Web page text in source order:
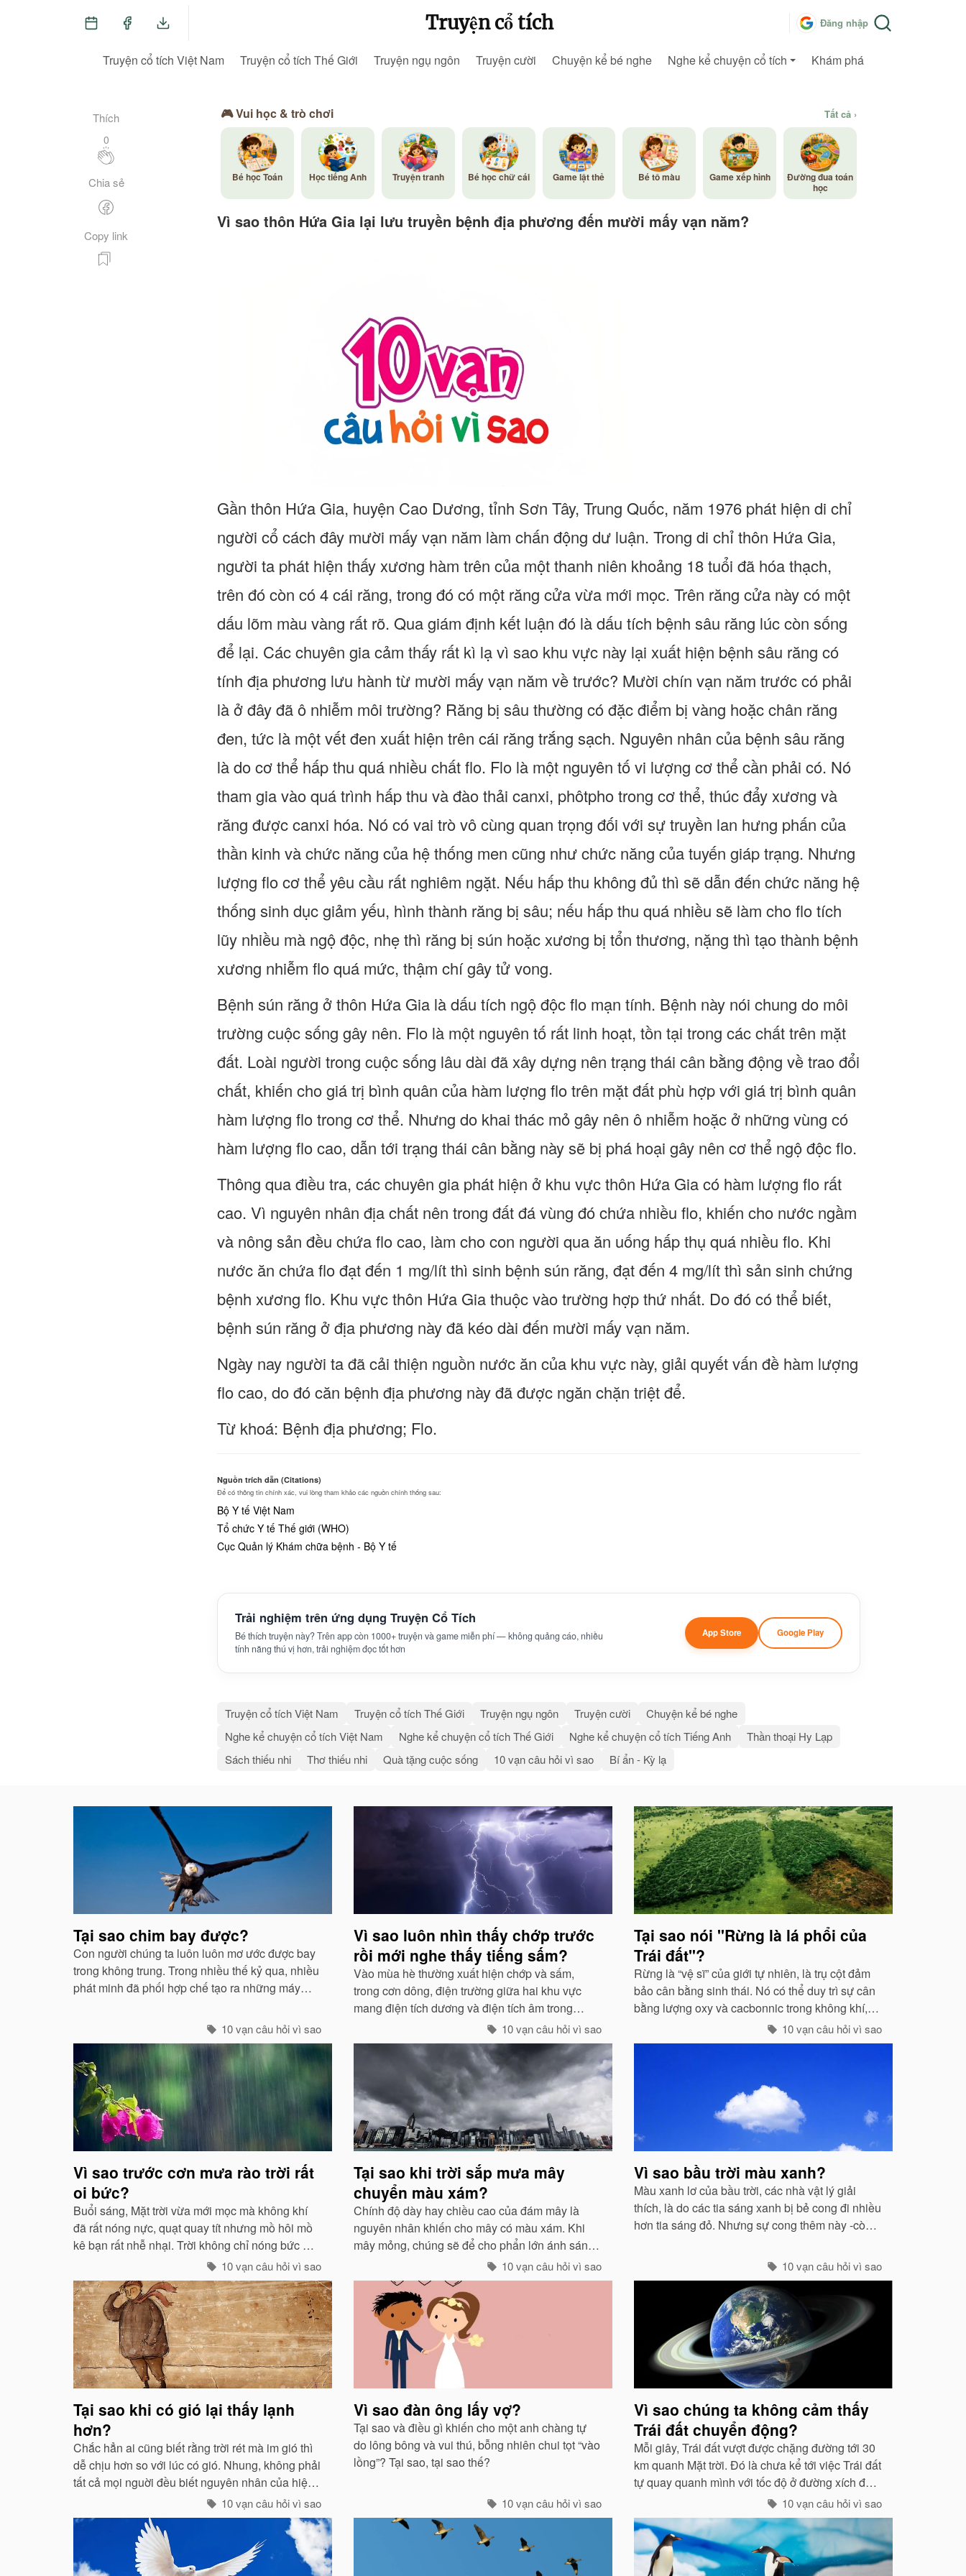
Truyện cổ tích Đăng nhập
Truyện cổ tích Việt Nam Truyện cổ tích Thế Giới Truyện ngụ ngôn Truyện cười Chuyện kể bé nghe Nghe kể chuyện cổ tích Khám phá
Thích
0
Chia sẻ
Copy link
🎮 Vui học & trò chơi Tất cả ›
Bé học Toán Học tiếng Anh Truyện tranh Bé học chữ cái Game lật thẻ Bé tô màu Game xếp hình
Đường đua toán
học
Vì sao thôn Hứa Gia lại lưu truyền bệnh địa phương đến mười mấy vạn năm?
Gần thôn Hứa Gia, huyện Cao Dương, tỉnh Sơn Tây, Trung Quốc, năm 1976 phát hiện di chỉ
người cổ cách đây mười mấy vạn năm làm chấn động dư luận. Trong di chỉ thôn Hứa Gia,
người ta phát hiện thấy xương hàm trên của một thanh niên khoảng 18 tuổi đã hóa thạch,
trên đó còn có 4 cái răng, trong đó có một răng cửa vừa mới mọc. Trên răng cửa này có một
dấu lõm màu vàng rất rõ. Qua giám định kết luận đó là dấu tích bệnh sâu răng lúc còn sống
để lại. Các chuyên gia cảm thấy rất kì lạ vì sao khu vực này lại xuất hiện bệnh sâu răng có
tính địa phương lưu hành từ mười mấy vạn năm về trước? Mười chín vạn năm trước có phải
là ở đây đã ô nhiễm môi trường? Răng bị sâu thường có đặc điểm bị vàng hoặc chân răng
đen, tức là một vết đen xuất hiện trên cái răng trắng sạch. Nguyên nhân của bệnh sâu răng
là do cơ thể hấp thu quá nhiều chất flo. Flo là một nguyên tố vi lượng cơ thể cần phải có. Nó
tham gia vào quá trình hấp thu và đào thải canxi, phôtpho trong cơ thể, thúc đẩy xương và
răng được canxi hóa. Nó có vai trò vô cùng quan trọng đối với sự truyền lan hưng phấn của
thần kinh và chức năng của hệ thống men cũng như chức năng của tuyến giáp trạng. Nhưng
lượng flo cơ thể yêu cầu rất nghiêm ngặt. Nếu hấp thu không đủ thì sẽ dẫn đến chức năng hệ
thống sinh dục giảm yếu, hình thành răng bị sâu; nếu hấp thu quá nhiều sẽ làm cho flo tích
lũy nhiều mà ngộ độc, nhẹ thì răng bị sún hoặc xương bị tổn thương, nặng thì tạo thành bệnh
xương nhiễm flo quá mức, thậm chí gây tử vong.
Bệnh sún răng ở thôn Hứa Gia là dấu tích ngộ độc flo mạn tính. Bệnh này nói chung do môi
trường cuộc sống gây nên. Flo là một nguyên tố rất linh hoạt, tồn tại trong các chất trên mặt
đất. Loài người trong cuộc sống lâu dài đã xây dựng nên trạng thái cân bằng động về trao đổi
chất, khiến cho giá trị bình quân của hàm lượng flo trên mặt đất phù hợp với giá trị bình quân
hàm lượng flo trong cơ thể. Nhưng do khai thác mỏ gây nên ô nhiễm hoặc ở những vùng có
hàm lượng flo cao, dẫn tới trạng thái cân bằng này sẽ bị phá hoại gây nên cơ thể ngộ độc flo.
Thông qua điều tra, các chuyên gia phát hiện ở khu vực thôn Hứa Gia có hàm lượng flo rất
cao. Vì nguyên nhân địa chất nên trong đất đá vùng đó chứa nhiều flo, khiến cho nước ngầm
và nông sản đều chứa flo cao, làm cho con người qua ăn uống hấp thụ quá nhiều flo. Khi
nước ăn chứa flo đạt đến 1 mg/lít thì sinh bệnh sún răng, đạt đến 4 mg/lít thì sản sinh chứng
bệnh xương flo. Khu vực thôn Hứa Gia thuộc vào trường hợp thứ nhất. Do đó có thể biết,
bệnh sún răng ở địa phương này đã kéo dài đến mười mấy vạn năm.
Ngày nay người ta đã cải thiện nguồn nước ăn của khu vực này, giải quyết vấn đề hàm lượng
flo cao, do đó căn bệnh địa phương này đã được ngăn chặn triệt để.
Từ khoá: Bệnh địa phương; Flo.
Nguồn trích dẫn (Citations)
Để có thông tin chính xác, vui lòng tham khảo các nguồn chính thống sau:
Bộ Y tế Việt Nam
Tổ chức Y tế Thế giới (WHO)
Cục Quản lý Khám chữa bệnh - Bộ Y tế
Trải nghiệm trên ứng dụng Truyện Cổ Tích
Bé thích truyện này? Trên app còn 1000+ truyện và game miễn phí — không quảng cáo, nhiều
tính năng thú vị hơn, trải nghiệm đọc tốt hơn
App Store Google Play
Truyện cổ tích Việt Nam Truyện cổ tích Thế Giới Truyện ngụ ngôn Truyện cười
Chuyện kể bé nghe
Nghe kể chuyện cổ tích Việt Nam
Nghe kể chuyện cổ tích Thế Giới Nghe kể chuyện cổ tích Tiếng Anh
Thần thoại Hy Lạp
Sách thiếu nhi
Thơ thiếu nhi Quà tặng cuộc sống 10 vạn câu hỏi vì sao Bí ẩn - Kỳ lạ
Bài
liên
quan
Tại sao chim bay được?
Con người chúng ta luôn luôn mơ ước được bay
trong không trung. Trong nhiều thế kỷ qua, nhiều
phát minh đã phối hợp chế tạo ra những máy
10 vạn câu hỏi vì sao
Vì sao luôn nhìn thấy chớp trước
rồi mới nghe thấy tiếng sấm?
Vào mùa hè thường xuất hiện chớp và sấm,
trong cơn dông, điện trường giữa hai khu vực
mang điện tích dương và điện tích âm trong
những đám mây lớn đến một mức độ nhất định,
hai loại điện tích trong quá trình phát triển sẽ
phát ra tia lửa...
10 vạn câu hỏi vì sao
Tại sao nói "Rừng là lá phổi của
Trái đất"?
Rừng là “vệ sĩ” của giới tự nhiên, là trụ cột đảm
bảo cân bằng sinh thái. Nó có thể duy trì sự cân
bằng lượng oxy và cacbonnic trong không khí,
giảm nhẹ ảnh hưởng của các chất thải, khí độc
gây nên ô nhiễm, làm trong sạch môi trường...
10 vạn câu hỏi vì sao
Vì sao trước cơn mưa rào trời rất
oi bức?
Buổi sáng, Mặt trời vừa mới mọc mà không khí
đã rất nóng nực, quạt quay tít nhưng mồ hôi mồ
kê bạn rất nhễ nhại. Trời không chỉ nóng bức mà
còn ngột ngạt nữa: Đó chính là dấu hiệu bắt đẩu
của một cơn mưa rào...
10 vạn câu hỏi vì sao
Tại sao khi trời sắp mưa mây
chuyển màu xám?
Chính độ dày hay chiều cao của đám mây là
nguyên nhân khiến cho mây có màu xám. Khi
mây mỏng, chúng sẽ để cho phẩn lớn ánh sáng
xuyên qua và có màu trắng... 10 vạn câu hỏi vì sao
Vì sao bầu trời màu xanh?
Màu xanh lơ của bầu trời, các nhà vật lý giải
thích, là do các tia sáng xanh bị bẻ cong đi nhiều
hơn tia sáng đỏ. Nhưng sự cong thêm này -còn
10 vạn câu hỏi vì sao
Tại sao khi có gió lại thấy lạnh
hơn?
Chắc hẳn ai cũng biết rằng trời rét mà im gió thì
dễ chịu hơn so với lúc có gió. Nhung, không phải
tất cả mọi nguời đều biết nguyên nhân của hiện
tuợng ấy. “Chỉ các sinh vật mới cảm thấy giá buốt
khi có gió”, còn các vật vô sinh thì không.
10 vạn câu hỏi vì sao
Vì sao đàn ông lấy vợ?
Tại sao và điều gì khiến cho một anh chàng tự
do lông bông và vui thú, bỗng nhiên chui tọt “vào
lồng”? Tại sao, tại sao thế?
10 vạn câu hỏi vì sao
Vì sao chúng ta không cảm thấy
Trái đất chuyển động?
Mỗi giây, Trái đất vượt được chặng đường tới 30
km quanh Mặt trời. Đó là chưa kể tới việc Trái đất
tự quay quanh mình với tốc độ ở đường xích đạo
là 465 mét / giây. Vậy mà có vẻ như Trái đất
đang đứng yên...
10 vạn câu hỏi vì sao